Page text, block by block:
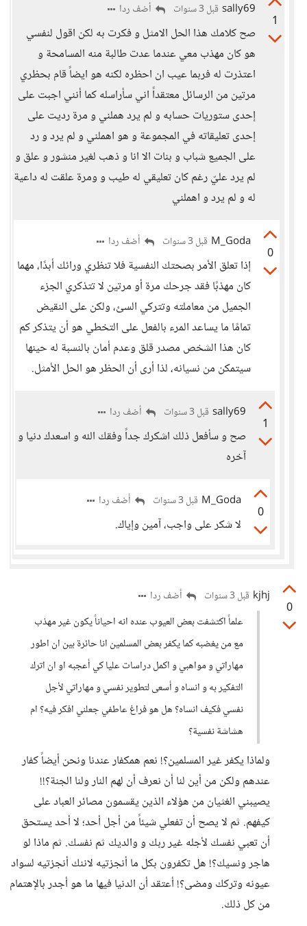
1
sally69 قبل 3 سنوات أضف ردا
صح كلامك هذا الحل الامثل و فكرت به لكن اقول لنفسي
هو كان مهذب معي عندما عدت طالبة منه المسامحة و
اعتذرت له فربما عيب ان احظره لكنه هو ايضاً قام بحظري
مرتين من الرسائل معتقداً اني سأراسله كما أنني اجبت على
إحدى ستوريات حسابه و لم يرد هملني و مرة رديت على
إحدى تعليقاته في المجموعة و هو اهملني و لم يرد و رد
على الجميع شباب و بنات الا انا و ذهب لغير منشور و علق و
لم يرد عليّ رغم كان تعليقي له طيب و ومرة علقت له داعية
له و لم يرد و اهملني
0
M_Goda قبل 3 سنوات أضف ردا
إذا تعلق الأمر بصحتك النفسية فلا تنظري ورائك أبدًا، مهما
كان مهذبًا فقد جرحك مرة أو مرتين لا تتذكري الجزء
الجميل من معاملته وتتركي السئ، ولكن على النقيض
تمامًا ما يساعد المرء بالفعل على التخطي هو أن يتذكر كم
كان هذا الشخص مصدر قلق وعدم أمان بالنسبة له حينها
سيتمكن من نسيانه، لذا أرى أن الحظر هو الحل الأمثل.
1
sally69 قبل 3 سنوات أضف ردا
صح و سأفعل ذلك اشكرك جداً وفقك الله و اسعدك دنيا و
آخره
0
M_Goda قبل 3 سنوات أضف ردا
لا شكر على واجب، آمين وإياك.
0
kjhj قبل 3 سنوات
أضف ردا
علماً اكتشفت بعض العيوب عنده انه احياناً يكون غير مهذب
مع من يغضبه كما يكفر بعض المسلمين انا حائرة بين ان اطور
مهاراتي و مواهبي و اكمل دراسات عليا كي أعجبه او ان اترك
التفكير به و انساه و أسعى لتطوير نفسي و مهاراتي لأجل
نفسي فكيف انساه؟ هل هو فراغ عاطفي جعلني افكر فيه؟ ام
هشاشة نفسية؟
ولماذا يكفر غير المسلمين؟! نعم همكفار عندنا ونحن أيضاً كفار
عندهم ولكن من أين لنا أن نعرف أن لهم النار ولنا الجنة؟!!
يصيبني الغثيان من هؤلاء الذين يقسمون مصائر العباد على
كيفهم. ثم لا يصح أن تفعلي شيئاََ من أجل أحد؛ لا أحد يستحق
أن تعبي نفسك لأجله غير ربك و والديك ثم نفسك. ثم ماذا لو
هاجر ونسيك؟! هل تكفرون بكل ما أنجزتيه لاننك أنجزتيه لسواد
عيونه وتركك ومضى؟! أعتقد أن الدنيا فيها ما هو أجدر بالإهتمام
من كل ذلك.